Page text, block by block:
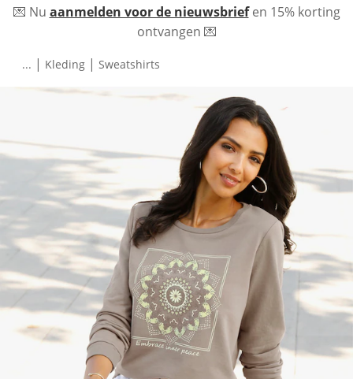
💌 Nu aanmelden voor de nieuwsbriefen 15% korting
ontvangen 💌
... | Kleding | Sweatshirts